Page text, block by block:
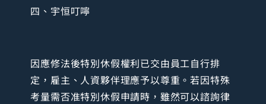
四、宇恒叮嚀
因應修法後特別休假權利已交由員工自行排
定，雇主、人資夥伴理應予以尊重。若因特殊
考量需否准特別休假申請時，雖然可以諮詢律